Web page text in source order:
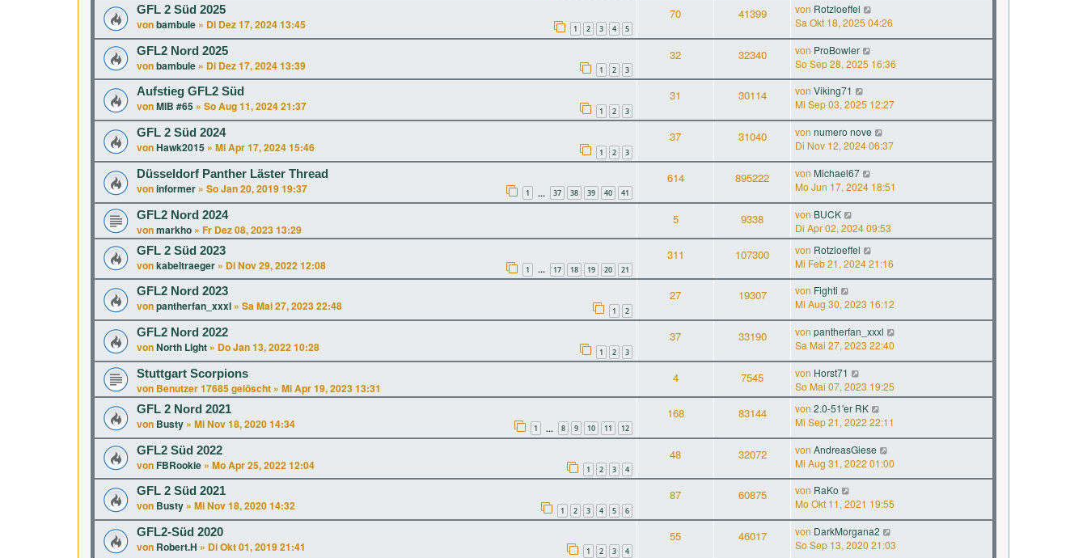
GFL 2 Süd 2025
vonbambule » Di Dez 17, 2024 13:45 1 2 3 4 5
70 41399 von Rotzloeffel
Sa Okt 18, 2025 04:26
GFL2 Nord 2025
vonbambule » Di Dez 17, 2024 13:39 1 2 3
32 32340 von ProBowler
So Sep 28, 2025 16:36
Aufstieg GFL2 Süd
vonMIB #65 » So Aug 11, 2024 21:37 1 2 3
31 30114 von Viking71
Mi Sep 03, 2025 12:27
GFL 2 Süd 2024
vonHawk2015 » Mi Apr 17, 2024 15:46 1 2 3
37 31040 von numero nove
Di Nov 12, 2024 06:37
Düsseldorf Panther Läster Thread
voninformer » So Jan 20, 2019 19:37 1 … 37 38 39 40 41
614 895222 von Michael67
Mo Jun 17, 2024 18:51
GFL2 Nord 2024
vonmarkho » Fr Dez 08, 2023 13:29
5 9338 von BUCK
Di Apr 02, 2024 09:53
GFL 2 Süd 2023
vonkabeltraeger » Di Nov 29, 2022 12:08 1 … 17 18 19 20 21
311 107300 von Rotzloeffel
Mi Feb 21, 2024 21:16
GFL2 Nord 2023
vonpantherfan_xxxl » Sa Mai 27, 2023 22:48 1 2
27 19307 von Fighti
Mi Aug 30, 2023 16:12
GFL2 Nord 2022
vonNorth Light » Do Jan 13, 2022 10:28 1 2 3
37 33190 von pantherfan_xxxl
Sa Mai 27, 2023 22:40
Stuttgart Scorpions
von Benutzer 17685 gelöscht » Mi Apr 19, 2023 13:31
4 7545 von Horst71
So Mai 07, 2023 19:25
GFL 2 Nord 2021
von Busty » Mi Nov 18, 2020 14:34 1 … 8 9 10 11 12
168 83144 von 2.0-51'er RK
Mi Sep 21, 2022 22:11
GFL2 Süd 2022
von FBRookie » Mo Apr 25, 2022 12:04 1 2 3 4
48 32072 von AndreasGiese
Mi Aug 31, 2022 01:00
GFL 2 Süd 2021
von Busty » Mi Nov 18, 2020 14:32 1 2 3 4 5 6
87 60875 von RaKo
Mo Okt 11, 2021 19:55
GFL2-Süd 2020
von Robert.H » Di Okt 01, 2019 21:41 1 2 3 4
55 46017 von DarkMorgana2
So Sep 13, 2020 21:03